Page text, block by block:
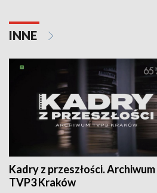
INNE
Kadry z przeszłości. Archiwum
TVP3 Kraków